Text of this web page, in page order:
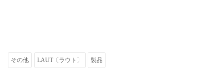
その他 LAUT〔ラウト〕 製品